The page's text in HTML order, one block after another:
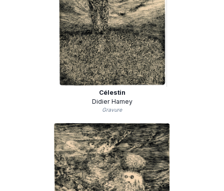
Célestin
Didier Hamey
Gravure